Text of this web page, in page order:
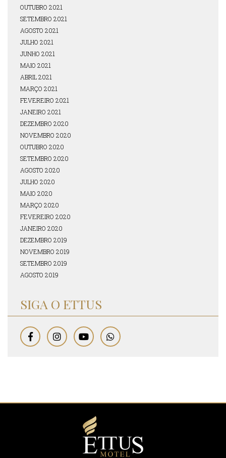
OUTUBRO 2021
SETEMBRO 2021
AGOSTO 2021
JULHO 2021
JUNHO 2021
MAIO 2021
ABRIL 2021
MARÇO 2021
FEVEREIRO 2021
JANEIRO 2021
DEZEMBRO 2020
NOVEMBRO 2020
OUTUBRO 2020
SETEMBRO 2020
AGOSTO 2020
JULHO 2020
MAIO 2020
MARÇO 2020
FEVEREIRO 2020
JANEIRO 2020
DEZEMBRO 2019
NOVEMBRO 2019
SETEMBRO 2019
AGOSTO 2019
SIGA O ETTUS